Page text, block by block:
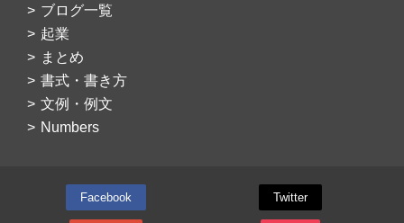
ブログ一覧
起業
まとめ
書式・書き方
文例・例文
Numbers
Facebook Twitter